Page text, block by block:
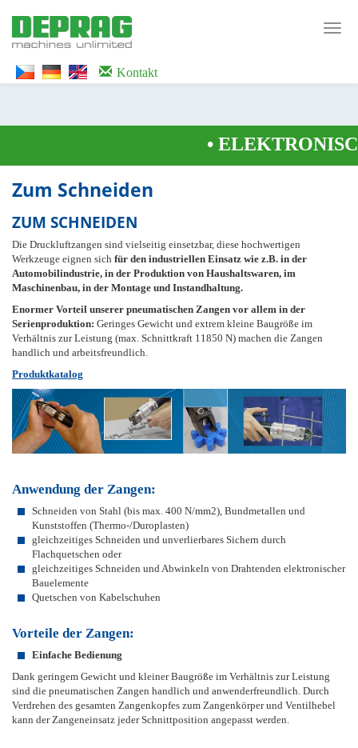
WTG9QS7C" height="0" width="0" style="display:none;visibility:hidden">
</iframe></noscript>
Kontakt
Zum Schneiden
ZUM SCHNEIDEN
Die Druckluftzangen sind vielseitig einsetzbar, diese hochwertigen
Werkzeuge eignen sich für den industriellen Einsatz wie z.B. in der
Automobilindustrie, in der Produktion von Haushaltswaren, im
Maschinenbau, in der Montage und Instandhaltung.
Enormer Vorteil unserer pneumatischen Zangen vor allem in der
Serienproduktion: Geringes Gewicht und extrem kleine Baugröße im
Verhältnis zur Leistung (max. Schnittkraft 11850 N) machen die Zangen
handlich und arbeitsfreundlich.
Produktkatalog
Anwendung der Zangen:
Schneiden von Stahl (bis max. 400 N/mm2), Bundmetallen und
Kunststoffen (Thermo-/Duroplasten)
gleichzeitiges Schneiden und unverlierbares Sichern durch
Flachquetschen oder
gleichzeitiges Schneiden und Abwinkeln von Drahtenden elektronischer
Bauelemente
Quetschen von Kabelschuhen
Vorteile der Zangen:
Einfache Bedienung
Dank geringem Gewicht und kleiner Baugröße im Verhältnis zur Leistung
sind die pneumatischen Zangen handlich und anwenderfreundlich. Durch
Verdrehen des gesamten Zangenkopfes zum Zangenkörper und Ventilhebel
kann der Zangeneinsatz jeder Schnittposition angepasst werden.